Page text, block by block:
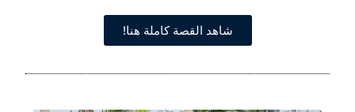
شاهد القصة كاملة هنا!